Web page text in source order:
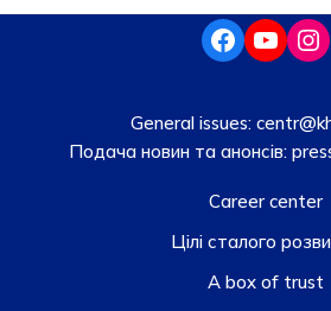
General issues:
Подача новин та анонсів:
Career center
Цілі сталого
A box of trust